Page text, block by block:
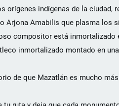
orígenes indígenas de la ciudad,
Arjona Amabilis que plasma los
compositor está inmortalizado
inmortalizado montado en
de que Mazatlán es mucho